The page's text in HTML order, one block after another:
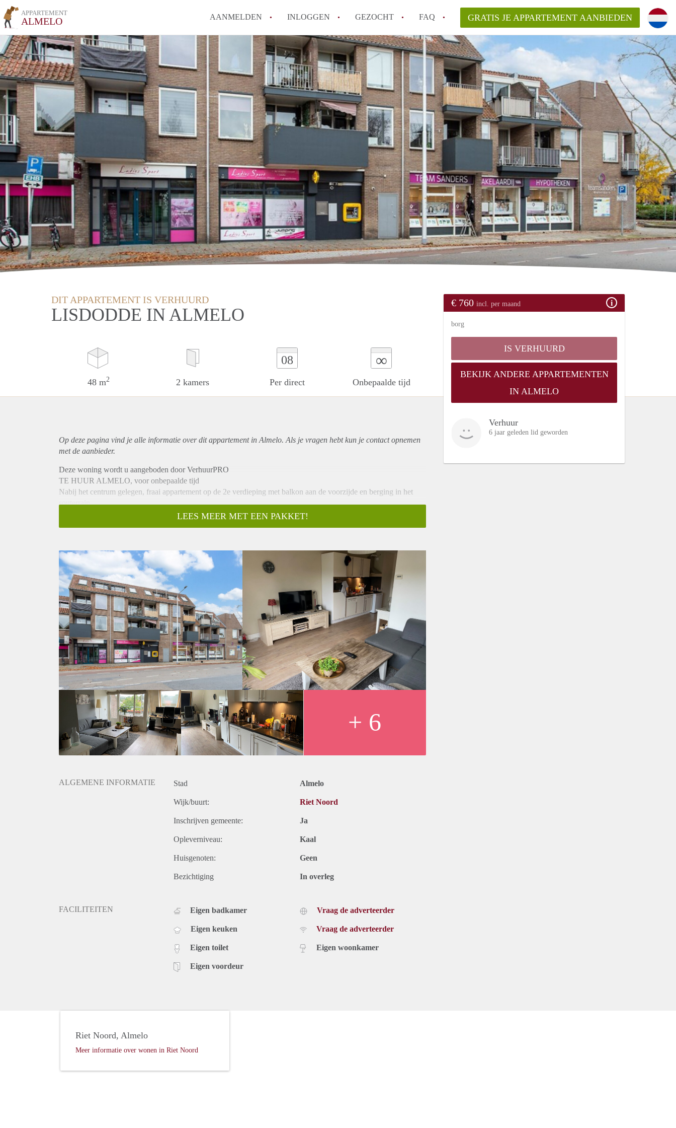
APPARTEMENT
ALMELO AANMELDEN INLOGGEN GEZOCHT FAQ
How to translate AppartementAlmelo!
Wat is AppartementAlmelo?
Hoeveel kost het om te reageren op een Appartement in Almelo?
Tips: om in Almelo een appartement te vinden!
Wat is de privacyverklaring van AppartementAlmelo?
Alle veelgestelde vragen
GRATIS JE APPARTEMENT AANBIEDEN
DIT APPARTEMENT IS VERHUURD
LISDODDE IN ALMELO
48 m2 2 kamers
08
Per direct
∞
Onbepaalde tijd
€ 760 incl. per maand
borg
IS VERHUURD
BEKIJK ANDERE APPARTEMENTEN
IN ALMELO
Verhuur
6 jaar geleden lid geworden
Op deze pagina vind je alle informatie over ditappartementin Almelo. Als je vragen hebt kun je contact opnemen
met de aanbieder.
Deze woning wordt u aangeboden door VerhuurPRO
TE HUUR ALMELO, voor onbepaalde tijd
Nabij het centrum gelegen, fraai appartement op de 2e verdieping met balkon aan de voorzijde en berging in het
souterrain.
Entree met intercom en trapopgang.
en badkamer met douche, toilet en vaste wastafel.
BIJZONDERHEDEN:
- Beschikbaar per 1 mei 2022 voor onbepaalde tijd
- Minimale huurtermijn 12 maanden
- Huurprijs € 760,- inc. servicekosten en excl.g/w/e
- Waarborgsom 1 maand huur
- Huisdieren niet toegestaan
- Geen vaste parkeerplaats aanwezig
Geïnteresseerd? Schrijf u in op www.verhuurpro.nl en stuur een mail naar almelo@verhuurpro.nl.
Deze advertentie op internet en op Facebook is slechts ter informatie en dus geheel vrijblijvend. Aan eventuele
onjuistheden kunnen geen rechten worden ontleend.
LEES MEER MET EEN PAKKET!
+ 6
ALGEMENE INFORMATIE Stad Almelo
Wijk/buurt: Riet Noord
Inschrijven gemeente: Ja
Opleverniveau: Kaal
Huisgenoten: Geen
Bezichtiging In overleg
FACILITEITEN Eigen badkamer
Eigen keuken
Eigen toilet
Eigen voordeur
Vraag de adverteerder
Vraag de adverteerder
Eigen woonkamer
Riet Noord, Almelo
Meer informatie over wonen in Riet Noord